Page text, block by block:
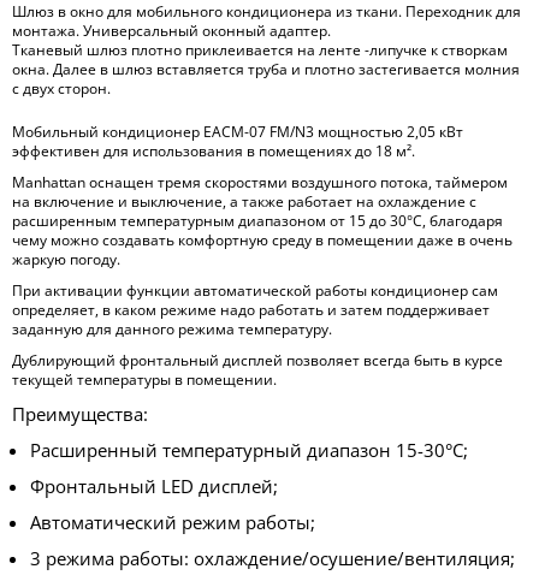
Шлюз в окно для мобильного кондиционера из ткани. Переходник для
монтажа. Универсальный оконный адаптер.
Тканевый шлюз плотно приклеивается на ленте -липучке к створкам
окна. Далее в шлюз вставляется труба и плотно застегивается молния
с двух сторон.
Мобильный кондиционер EACM-07 FM/N3 мощностью 2,05 кВт
эффективен для использования в помещениях до 18 м².
Manhattan оснащен тремя скоростями воздушного потока, таймером
на включение и выключение, а также работает на охлаждение с
расширенным температурным диапазоном от 15 до 30°С, благодаря
чему можно создавать комфортную среду в помещении даже в очень
жаркую погоду.
При активации функции автоматической работы кондиционер сам
определяет, в каком режиме надо работать и затем поддерживает
заданную для данного режима температуру.
Дублирующий фронтальный дисплей позволяет всегда быть в курсе
текущей температуры в помещении.
Преимущества:
Расширенный температурный диапазон 15-30°С;
Фронтальный LED дисплей;
Автоматический режим работы;
3 режима работы: охлаждение/осушение/вентиляция;